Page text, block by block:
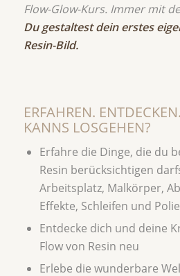
Flow-Glow-Kurs. Immer mit
Du gestaltest dein erstes
Resin-Bild.
ERFAHREN.
KANNS LOSGEHEN?
Erfahre die Dinge, die du
Resin berücksichtigen
Arbeitsplatz, Malkörper,
Effekte, Schleifen und
Entdecke dich und deine
Flow von Resin neu
Erlebe die wunderbare